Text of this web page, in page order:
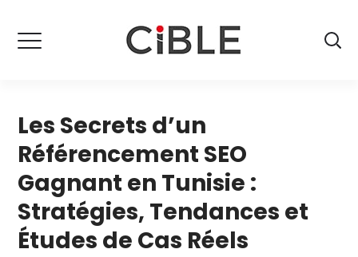
Les Secrets d’un
Référencement SEO
Gagnant en Tunisie :
Stratégies, Tendances et
Études de Cas Réels